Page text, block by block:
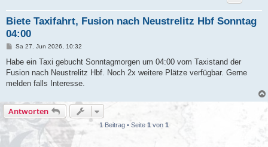
Biete Taxifahrt, Fusion nach Neustrelitz Hbf Sonntag
04:00
B
i
r
a
Sa 27. Jun 2026, 10:32
Habe ein Taxi gebucht Sonntagmorgen um 04:00 vom Taxistand der
Fusion nach Neustrelitz Hbf. Noch 2x weitere Plätze verfügbar. Gerne
melden falls Interesse.
Antworten
1 Beitrag • Seite 1 von 1